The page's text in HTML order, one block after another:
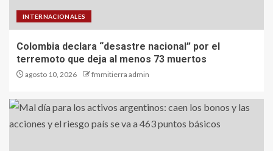
INTERNACIONALES
Colombia declara “desastre nacional” por el
terremoto que deja al menos 73 muertos
agosto 10, 2026 fmmitierra admin